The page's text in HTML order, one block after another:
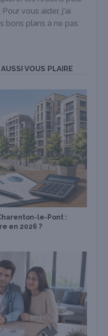
vous aider, j'ai
bons plans à ne pas
VOUS PLAIRE
le-Pont :
en 2026 ?